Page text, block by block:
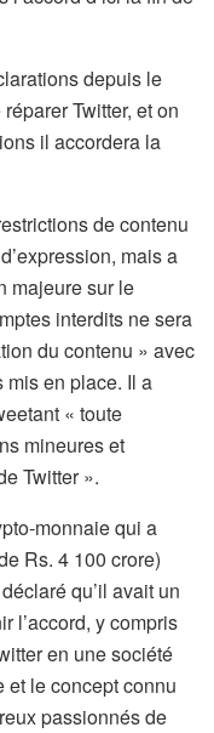
depuis le
Twitter, et on
il accordera la
de contenu
mais a
majeure sur le
interdits ne sera
du contenu » avec
mis en place. Il a
« toute
mineures et
Twitter ».
monnaie qui a
Rs. 4 100 crore)
qu’il avait un
l’accord, y compris
en une société
et le concept connu
passionnés de